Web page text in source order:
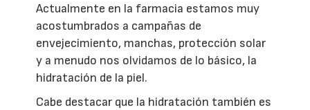
Actualmente en la farmacia estamos muy
acostumbrados a campañas de
envejecimiento, manchas, protección solar
y a menudo nos olvidamos de lo básico, la
hidratación de la piel.
Cabe destacar que la hidratación también es